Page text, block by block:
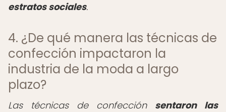
estratos sociales.
4. ¿De qué manera las técnicas de
confección impactaron la
industria de la moda a largo
plazo?
Las técnicas de confección sentaron las